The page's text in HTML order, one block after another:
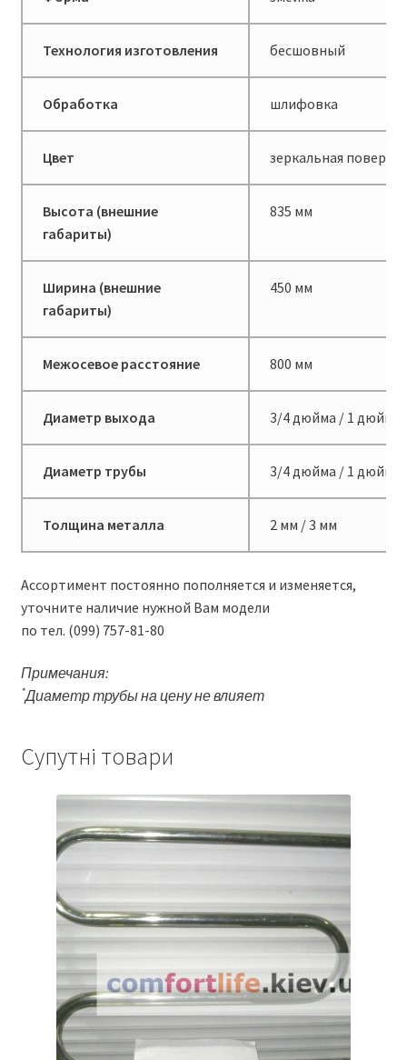
Технология изготовления бесшовный
Обработка шлифовка
Цвет зеркальная
Высота (внешние
габариты)
835 мм
Ширина (внешние
габариты)
450 мм
Межосевое расстояние 800 мм
Диаметр выхода 3/4 дюйма / 1 дюйм
Диаметр трубы 3/4 дюйма / 1 дюйм
Толщина металла 2 мм / 3 мм
Ассортимент постоянно пополняется и изменяется,
уточните наличие нужной Вам модели
по тел. (099) 757-81-80
Примечания:
*Диаметр трубы на цену не влияет
Супутні товари